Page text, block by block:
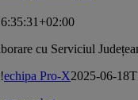
cu Serviciul
echipa Pro-X2025-06-